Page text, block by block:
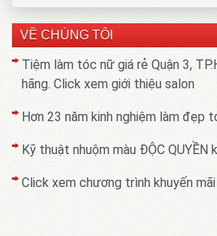
VỀ CHÚNG TÔI
Tiệm làm tóc nữ giá rẻ Quận 3,
hãng. Click xem giới thiệu salon
Hơn 23 năm kinh nghiệm làm đẹp
Kỹ thuật nhuộm màu ĐỘC
Click xem chương trình khuyến